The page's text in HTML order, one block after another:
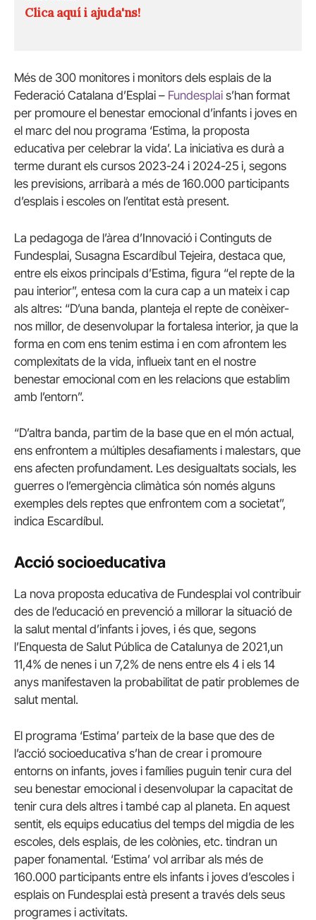
Clica aquí i ajuda'ns!
Més de 300 monitores i monitors dels esplais de la
Federació Catalana d’Esplai – Fundesplai s’han format
per promoure el benestar emocional d’infants i joves en
el marc del nou programa ‘Estima, la proposta
educativa per celebrar la vida’. La iniciativa es durà a
terme durant els cursos 2023-24 i 2024-25 i, segons
les previsions, arribarà a més de 160.000 participants
d’esplais i escoles on l’entitat està present.
La pedagoga de l’àrea d’Innovació i Continguts de
Fundesplai, Susagna Escardíbul Tejeira, destaca que,
entre els eixos principals d’Estima, figura “el repte de la
pau interior”, entesa com la cura cap a un mateix i cap
als altres: “D’una banda, planteja el repte de conèixer-
nos millor, de desenvolupar la fortalesa interior, ja que la
forma en com ens tenim estima i en com afrontem les
complexitats de la vida, influeix tant en el nostre
benestar emocional com en les relacions que establim
amb l’entorn”.
“D’altra banda, partim de la base que en el món actual,
ens enfrontem a múltiples desafiaments i malestars, que
ens afecten profundament. Les desigualtats socials, les
guerres o l’emergència climàtica són només alguns
exemples dels reptes que enfrontem com a societat”,
indica Escardíbul.
Acció socioeducativa
La nova proposta educativa de Fundesplai vol contribuir
des de l’educació en prevenció a millorar la situació de
la salut mental d’infants i joves, i és que, segons
l’Enquesta de Salut Pública de Catalunya de 2021,un
11,4% de nenes i un 7,2% de nens entre els 4 i els 14
anys manifestaven la probabilitat de patir problemes de
salut mental.
El programa ‘Estima’ parteix de la base que des de
l’acció socioeducativa s’han de crear i promoure
entorns on infants, joves i famílies puguin tenir cura del
seu benestar emocional i desenvolupar la capacitat de
tenir cura dels altres i també cap al planeta. En aquest
sentit, els equips educatius del temps del migdia de les
escoles, dels esplais, de les colònies, etc. tindran un
paper fonamental. ‘Estima’ vol arribar als més de
160.000 participants entre els infants i joves d’escoles i
esplais on Fundesplai està present a través dels seus
programes i activitats.